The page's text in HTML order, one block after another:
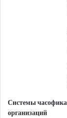
Системы
организаций